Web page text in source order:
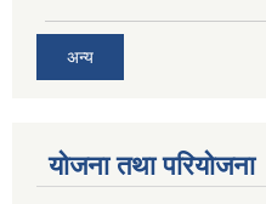
अन्य
योजना तथा परियोजना